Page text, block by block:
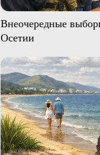
Внеочередные
Осетии